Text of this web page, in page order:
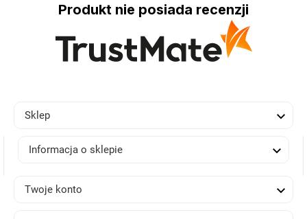
Produkt nie posiada recenzji
Sklep 
Informacja o sklepie 
Twoje konto 